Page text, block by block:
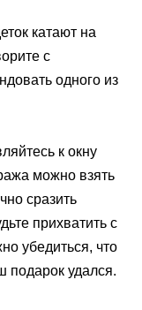
катают на
с
одного из
к окну
можно взять
сразить
прихватить с
убедиться, что
подарок удался.